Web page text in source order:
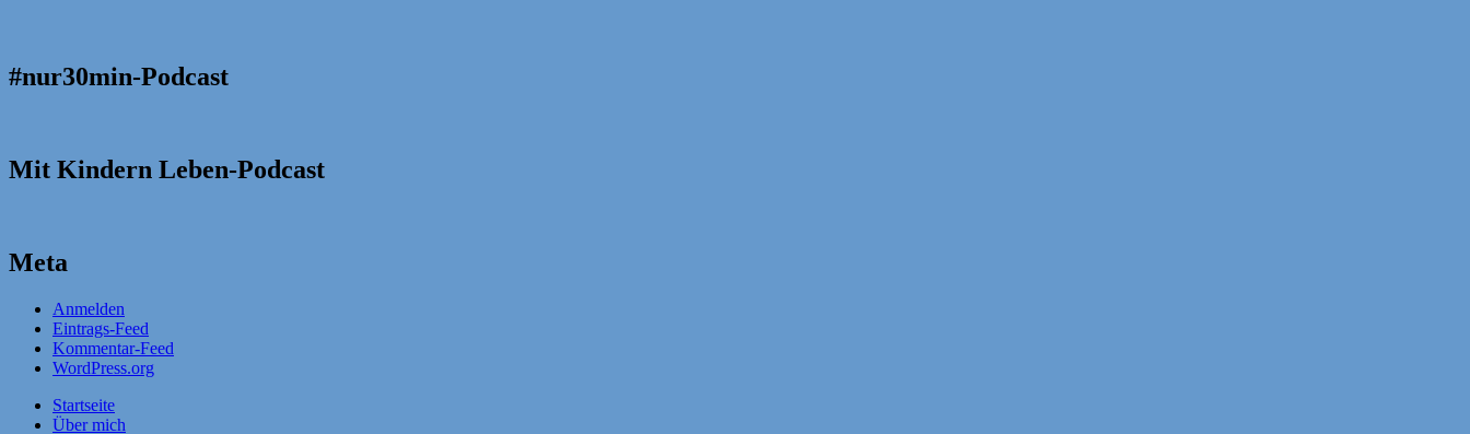
#nur30min-Podcast
Mit Kindern Leben-Podcast
Meta
Anmelden
Eintrags-Feed
Kommentar-Feed
WordPress.org
Startseite
Über mich